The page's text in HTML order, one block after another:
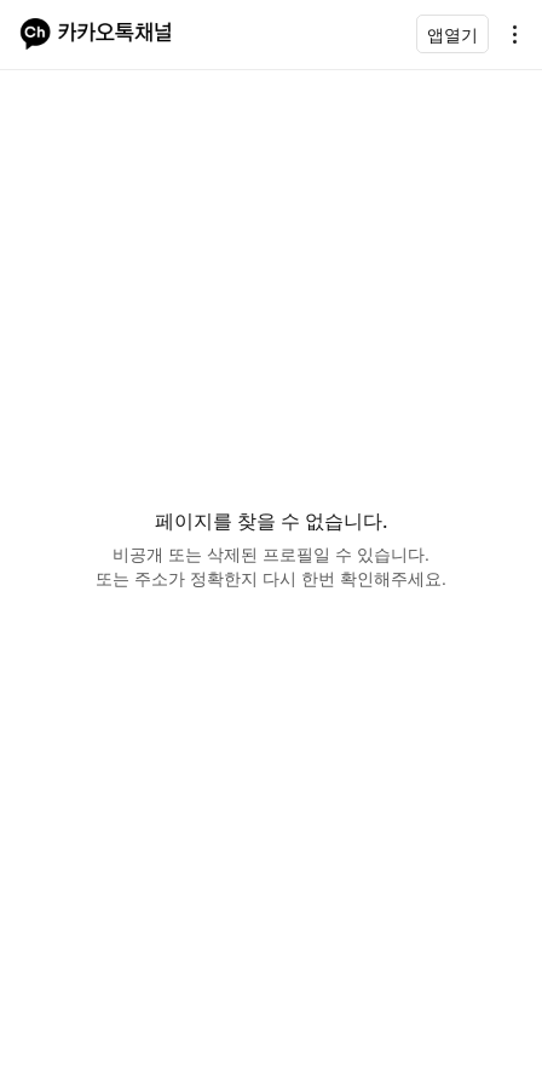
앱열기
페이지를 찾을 수 없습니다.
비공개 또는 삭제된 프로필일 수 있습니다.
또는 주소가 정확한지 다시 한번 확인해주세요.